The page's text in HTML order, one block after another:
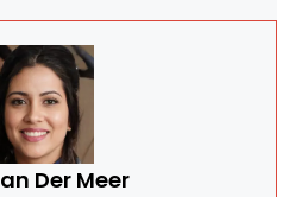
Der Meer